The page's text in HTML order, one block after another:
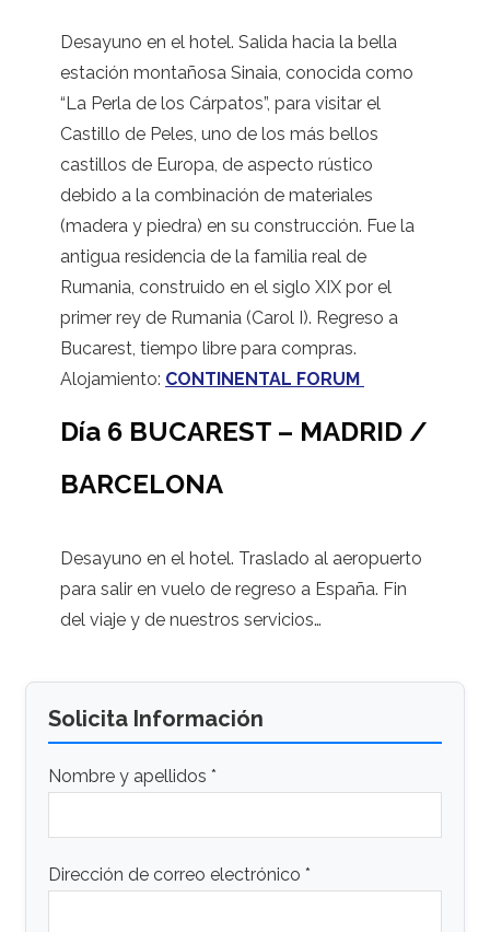
Desayuno en el hotel. Salida hacia la bella
estación montañosa Sinaia, conocida como
“La Perla de los Cárpatos”, para visitar el
Castillo de Peles, uno de los más bellos
castillos de Europa, de aspecto rústico
debido a la combinación de materiales
(madera y piedra) en su construcción. Fue la
antigua residencia de la familia real de
Rumania, construido en el siglo XIX por el
primer rey de Rumania (Carol I). Regreso a
Bucarest, tiempo libre para compras.
Alojamiento: CONTINENTAL FORUM
Día 6 BUCAREST – MADRID /
BARCELONA
Desayuno en el hotel. Traslado al aeropuerto
para salir en vuelo de regreso a España. Fin
del viaje y de nuestros servicios…
Solicita Información
Nombre y apellidos *
Dirección de correo electrónico *